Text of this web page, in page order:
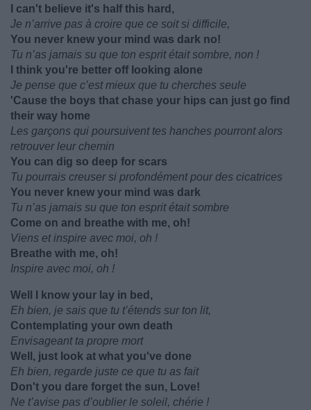
I can't believe it's half this hard,
Je n’arrive pas à croire que ce soit si difficile,
You never knew your mind was dark no!
Tu n’as jamais su que ton esprit était sombre, non !
I think you're better off looking alone
Je pense que c’est mieux que tu cherches seule
'Cause the boys that chase your hips can just go find
their way home
Les garçons qui poursuivent tes hanches pourront alors
retrouver leur chemin
You can dig so deep for scars
Tu pourrais creuser si profondément pour des cicatrices
You never knew your mind was dark
Tu n’as jamais su que ton esprit était sombre
Come on and breathe with me, oh!
Viens et inspire avec moi, oh !
Breathe with me, oh!
Inspire avec moi, oh !
Well I know your lay in bed,
Eh bien, je sais que tu t’étends sur ton lit,
Contemplating your own death
Envisageant ta propre mort
Well, just look at what you've done
Eh bien, regarde juste ce que tu as fait
Don't you dare forget the sun, Love!
Ne t’avise pas d’oublier le soleil, chérie !